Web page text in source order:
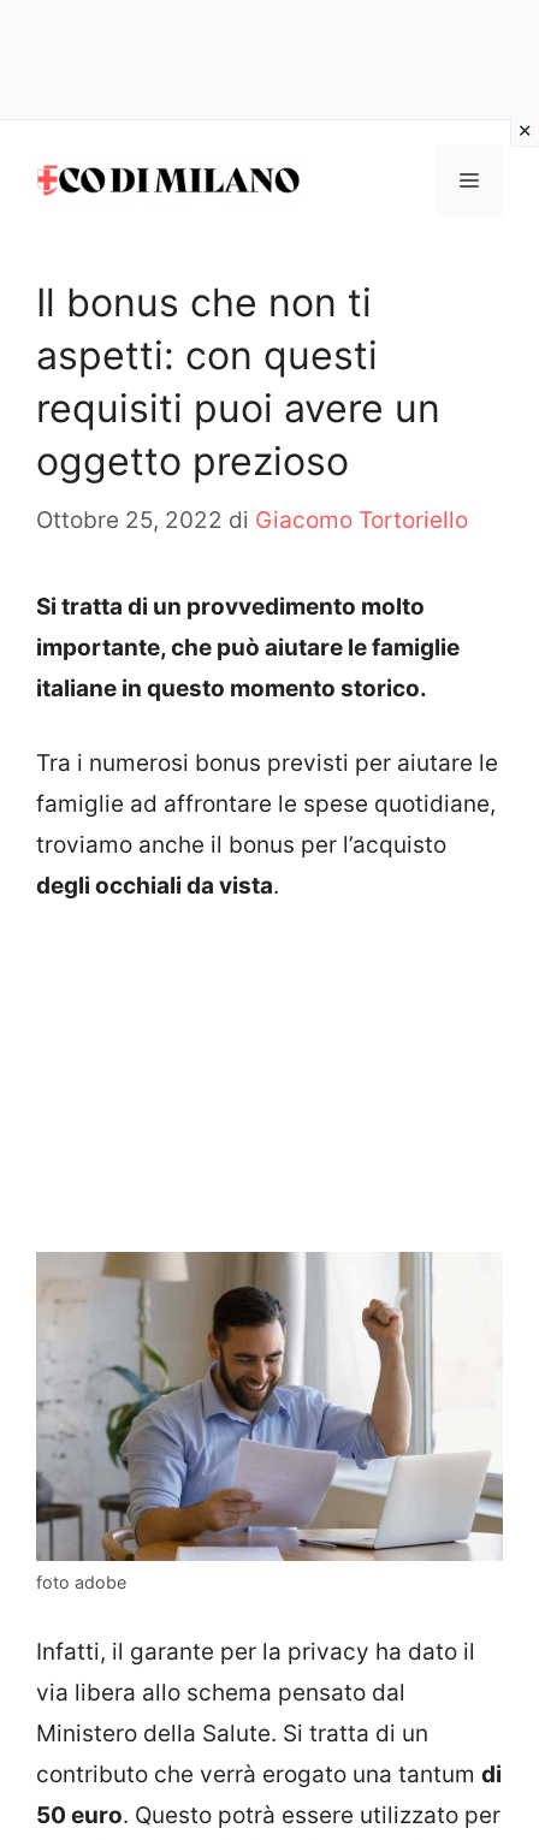
MENU
Il bonus che non ti
aspetti: con questi
requisiti puoi avere un
oggetto prezioso
Ottobre 25, 2022 di Giacomo Tortoriello
Si tratta di un provvedimento molto
importante, che può aiutare le famiglie
italiane in questo momento storico.
Tra i numerosi bonus previsti per aiutare le
famiglie ad affrontare le spese quotidiane,
troviamo anche il bonus per l’acquisto
degli occhiali da vista.
foto adobe
Infatti, il garante per la privacy ha dato il
via libera allo schema pensato dal
Ministero della Salute. Si tratta di un
contributo che verrà erogato una tantum di
50 euro. Questo potrà essere utilizzato per